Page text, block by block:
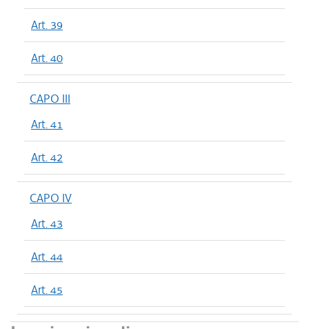
Art. 39
Art. 40
CAPO III
Art. 41
Art. 42
CAPO IV
Art. 43
Art. 44
Art. 45